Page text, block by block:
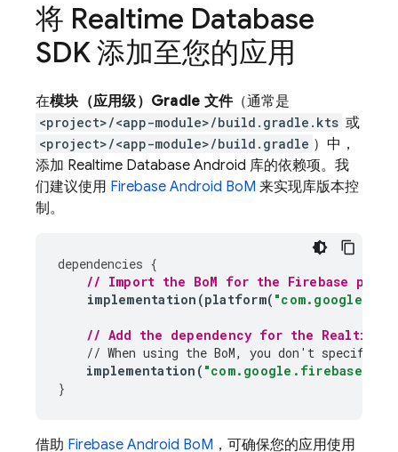
将 Realtime Database
SDK 添加至您的应用
在模块（应用级）Gradle 文件（通常是
<project>/<app-module>/build.gradle.kts 或
<project>/<app-module>/build.gradle ）中，
添加 Realtime Database Android 库的依赖项。我
们建议使用 Firebase Android BoM 来实现库版本控
制。
dependencies {
// Import the BoM for the Firebase
implementation (platform(
// Add the dependency for the Realtime
// When using the BoM, you don't specify
implementation (
}
借助 Firebase Android BoM ，可确保您的应用使用